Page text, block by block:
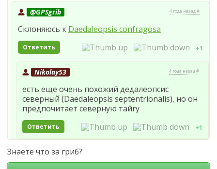
@GPSgrib 4 года назад #
Склоняюсь к Daedaleopsis confragosa
Ответить +1
Nikolay53 4 года назад #
есть еще очень похожий дедалеопсис
северный (Daedaleopsis septentrionalis), но он
предпочитает северную тайгу
Ответить +1
Знаете что за гриб?